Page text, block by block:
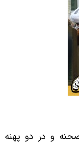
و در دو پهنه